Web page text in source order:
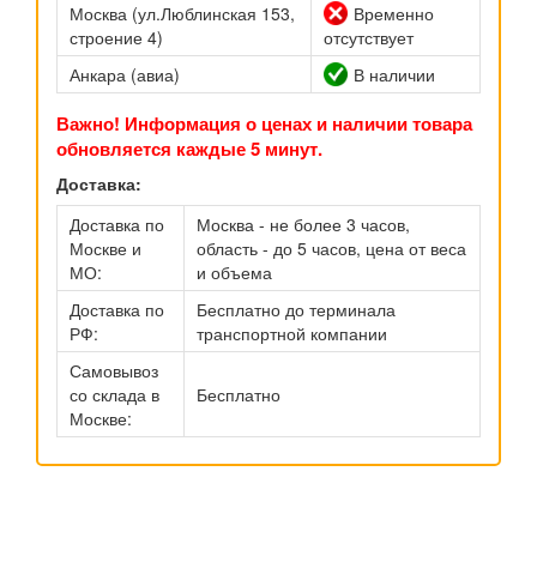
Москва (ул.Люблинская 153,
строение 4)
Временно
отсутствует
Анкара (авиа)
В наличии
Важно! Информация о ценах и наличии товара
обновляется каждые 5 минут.
Доставка:
Доставка по
Москве и
МО:
Москва - не более 3 часов,
область - до 5 часов, цена от веса
и объема
Доставка по
РФ:
Бесплатно до терминала
транспортной компании
Самовывоз
со склада в
Москве:
Бесплатно